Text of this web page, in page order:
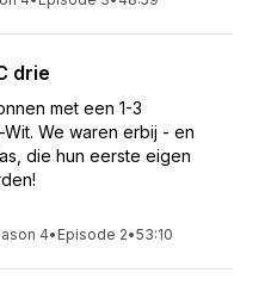
drie
met een 1-3
We waren erbij - en
die hun eerste eigen
4• Episode 2•53:10